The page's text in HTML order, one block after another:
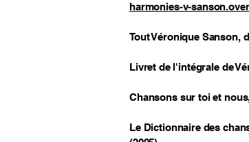
harmonies-v-
Tout Véronique Sanson,
Livret de l'intégrale de
Chansons sur toi et
Le Dictionnaire des